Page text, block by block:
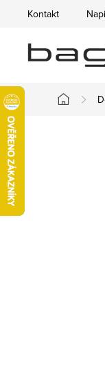
obsah
Kontakt
Domů